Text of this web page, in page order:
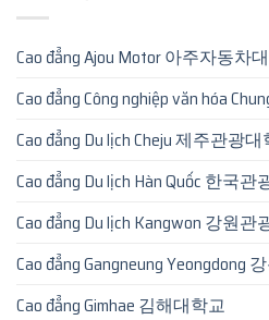
Cao đẳng Ajou Motor 아주자동차
Cao đẳng Công nghiệp văn hóa
Cao đẳng Du lịch Cheju 제주관광
Cao đẳng Du lịch Hàn Quốc 한국관
Cao đẳng Du lịch Kangwon 강원관
Cao đẳng Gangneung Yeongdong
Cao đẳng Gimhae 김해대학교